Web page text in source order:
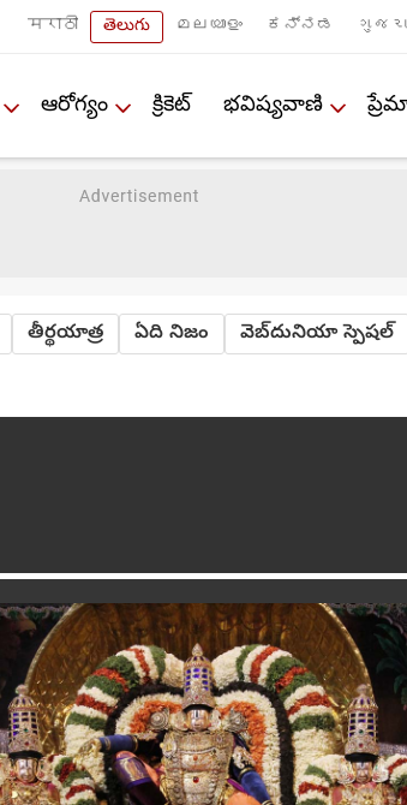
मराठी తెలుగు മലയാളം ಕನ್ನಡ
ఆరోగ్యం క్రికెట్ భవిష్యవాణి
తీర్థయాత్ర ఏది నిజం వెబ్‌దునియా స్పెషల్